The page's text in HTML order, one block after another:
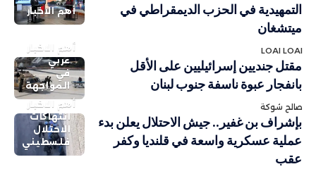
أهم الاخبار
التمهيدية في الحزب الديمقراطي في
ميتشغان
LOAI LOAI
أهم الاخبار
عربي
في
المواجهة
مقتل جنديين إسرائيليين على الأقل
بانفجار عبوة ناسفة جنوب لبنان
صالح شوكة
أهم الاخبار
انتهاكات
الاحتلال
فلسطيني
بإشراف بن غفير.. جيش الاحتلال يعلن بدء
عملية عسكرية واسعة في قلنديا وكفر
عقب